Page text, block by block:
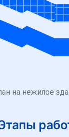
на нежилое